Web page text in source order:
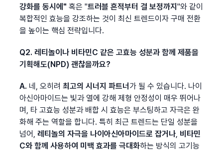
강화를 동시에" 혹은 "트러블 흔적부터 결 보정까지"와 같이
복합적인 효능을 강조하는 것이 최신 트렌드이자 구매 전환
을 높이는 핵심 전략입니다.
Q2. 레티놀이나 비타민C 같은 고효능 성분과 함께 제품을
기획해도(NPD) 괜찮을까요?
A. 네, 오히려 최고의 시너지 파트너 가 될 수 있습니다. 나이
아신아마이드는 빛과 열에 강해 제형 안정성이 매우 뛰어나
며, 타 고효능 성분과 배합 시 효능은 부스팅하고 자극은 완
화해 주는 역할을 합니다. 특히 최근 트렌드는 단일 성분을
넘어, 레티놀의 자극을 나이아신아마이드로 잡거나 비타민
C와 함께 사용하여 미백 효과를 극대화하는 방식의 고기능